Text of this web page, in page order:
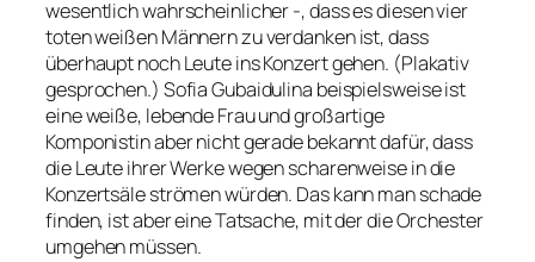
wesentlich wahrscheinlicher -, dass es diesen vier
toten weißen Männern zu verdanken ist, dass
überhaupt noch Leute ins Konzert gehen. (Plakativ
gesprochen.) Sofia Gubaidulina beispielsweise ist
eine weiße, lebende Frau und großartige
Komponistin aber nicht gerade bekannt dafür, dass
die Leute ihrer Werke wegen scharenweise in die
Konzertsäle strömen würden. Das kann man schade
finden, ist aber eine Tatsache, mit der die Orchester
umgehen müssen.